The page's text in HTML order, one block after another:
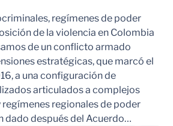
regímenes de poder
de la violencia en Colombia
de un conflicto armado
estratégicas, que marcó el
a una configuración de
articulados a complejos
regionales de poder
dado después del Acuerdo…